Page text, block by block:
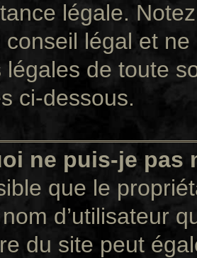
légale.
légal et
légales de toute
ci-dessous.
ne puis-je pas
que le
d’utilisateur
du site peut